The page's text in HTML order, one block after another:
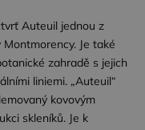
Auteuil jednou z
Je také
zahradě s jejich
liniemi. „Auteuil“
kovovým
skleníků. Je k